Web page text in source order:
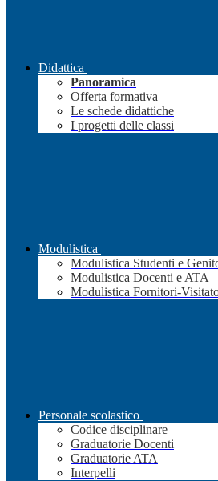
Didattica
Panoramica
Offerta formativa
Le schede didattiche
I progetti delle classi
Modulistica
Modulistica Studenti e
Modulistica Docenti e ATA
Modulistica Fornitori-
Personale scolastico
Codice disciplinare
Graduatorie Docenti
Graduatorie ATA
Interpelli